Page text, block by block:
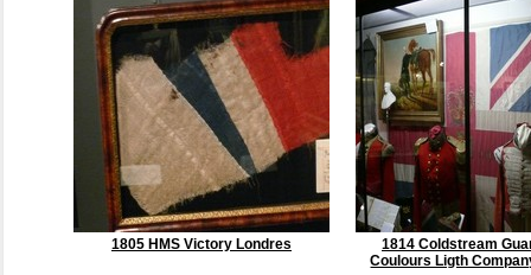
1805 HMS Victory Londres
1814 Coldstream
Coulours Ligth